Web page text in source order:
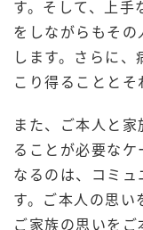
す。そして、上
をしながらもそ
します。さらに
こり得ることとそ
また、ご本人と
ることが必要な
なるのは、コミ
す。ご本人の思
ご家族の思いを